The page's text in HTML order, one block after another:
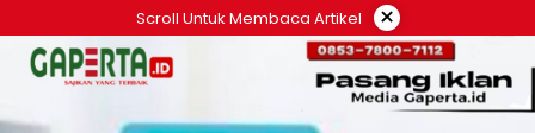
ke
konten
Scroll Untuk Membaca Artikel ×